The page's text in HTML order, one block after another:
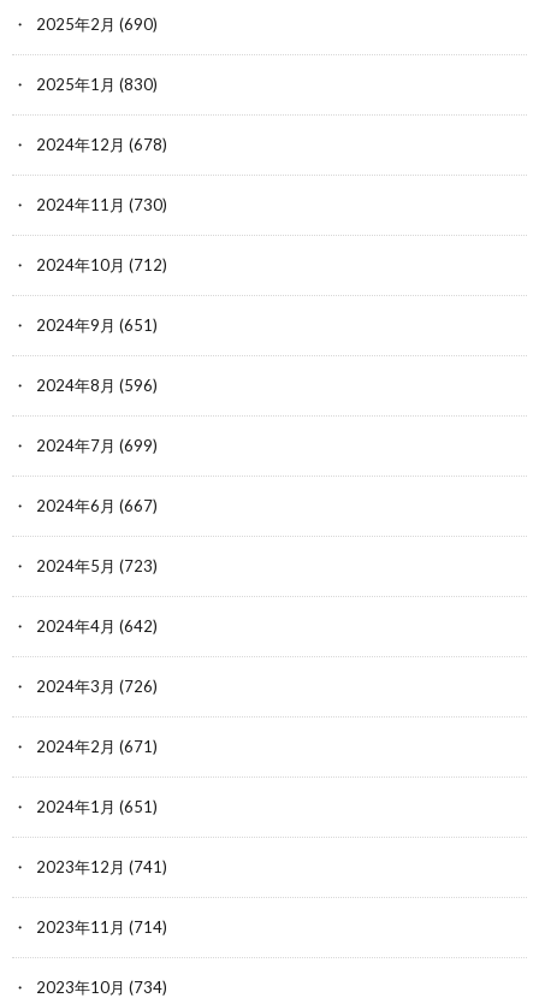
2025年2月 (690)
2025年1月 (830)
2024年12月 (678)
2024年11月 (730)
2024年10月 (712)
2024年9月 (651)
2024年8月 (596)
2024年7月 (699)
2024年6月 (667)
2024年5月 (723)
2024年4月 (642)
2024年3月 (726)
2024年2月 (671)
2024年1月 (651)
2023年12月 (741)
2023年11月 (714)
2023年10月 (734)